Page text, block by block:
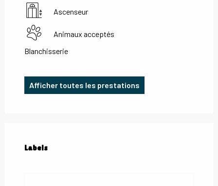
Ascenseur
Animaux acceptés
Blanchisserie
Afficher toutes les prestations
Labels
Labels